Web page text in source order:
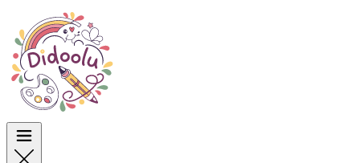
Paska
TOP Sokajy
Ho an’ny Zazalahy
Ho an’ny Zazavavy
Paska
TOP Sokajy
Ho an’ny Zazalahy
Ho an’ny Zazavavy